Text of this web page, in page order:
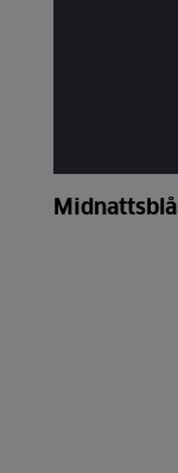
Midnattsblå